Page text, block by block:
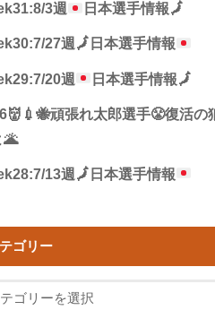
3週 日本選手情報🗾
27週🗾 日本選手情報
20週 日本選手情報🗾
頑張れ太郎選手😤復活の
🌋
13週 🗾 日本選手情報
ゴリー